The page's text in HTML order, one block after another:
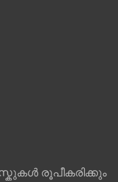
രൂപീകരിക്കും